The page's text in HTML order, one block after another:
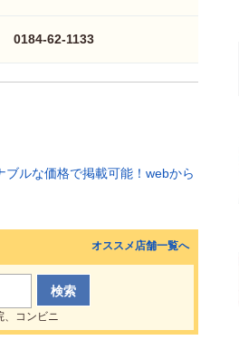
0184-62-1133
、コンビニ
オススメ店舗一覧へ